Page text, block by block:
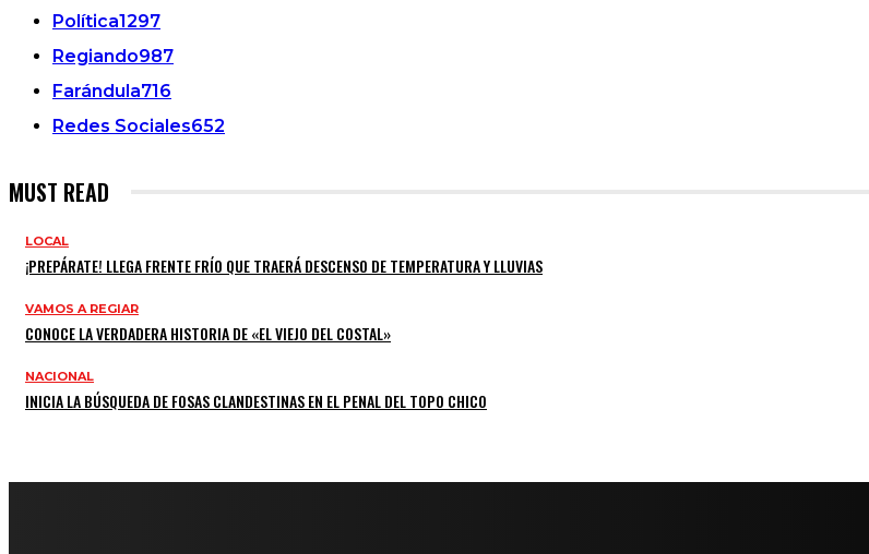
Política1297
Regiando987
Farándula716
Redes Sociales652
MUST READ
LOCAL
¡PREPÁRATE! LLEGA FRENTE FRÍO QUE TRAERÁ DESCENSO DE TEMPERATURA Y LLUVIAS
VAMOS A REGIAR
CONOCE LA VERDADERA HISTORIA DE «EL VIEJO DEL COSTAL»
NACIONAL
INICIA LA BÚSQUEDA DE FOSAS CLANDESTINAS EN EL PENAL DEL TOPO CHICO